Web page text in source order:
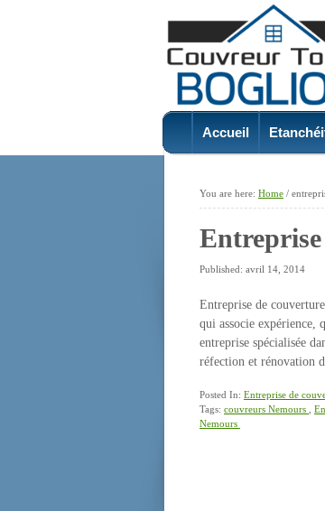
Accueil
You are here: Home /
Published: avril 14, 2014
Entreprise de
qui associe
entreprise spécialisée
réfection et rénovation
Posted In: Entreprise de
Tags: couvreurs Nemours
Nemours